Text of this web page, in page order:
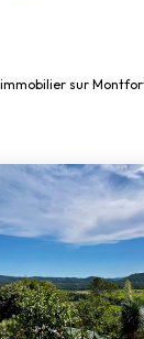
sur Montfort